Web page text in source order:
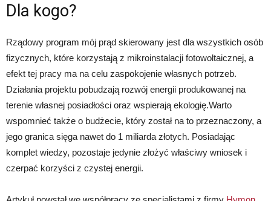
Dla kogo?
Rządowy program mój prąd skierowany jest dla wszystkich osób
fizycznych, które korzystają z mikroinstalacji fotowoltaicznej, a
efekt tej pracy ma na celu zaspokojenie własnych potrzeb.
Działania projektu pobudzają rozwój energii produkowanej na
terenie własnej posiadłości oraz wspierają ekologię.Warto
wspomnieć także o budżecie, który został na to przeznaczony, a
jego granica sięga nawet do 1 miliarda złotych. Posiadając
komplet wiedzy, pozostaje jedynie złożyć właściwy wniosek i
czerpać korzyści z czystej energii.